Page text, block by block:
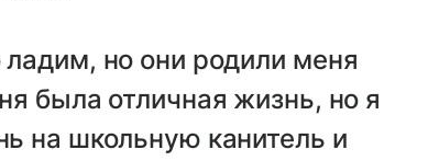
но они родили меня
была отличная жизнь, но я
на школьную канитель и